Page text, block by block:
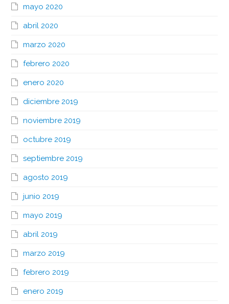
mayo 2020
abril 2020
marzo 2020
febrero 2020
enero 2020
diciembre 2019
noviembre 2019
octubre 2019
septiembre 2019
agosto 2019
junio 2019
mayo 2019
abril 2019
marzo 2019
febrero 2019
enero 2019